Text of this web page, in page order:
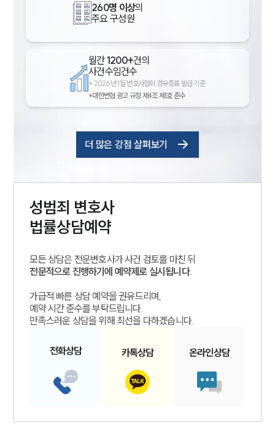
260명 이상의
주요 구성원
월간1200+건의
사건수임건수
* 2026년 1월 변호사협회 경유증표 발급 기준
*대한변협 광고 규정 제4조 제1호 준수
더 많은 강점 살펴보기
성범죄 변호사
법률상담예약
모든 상담은 전문변호사가 사건 검토를 마친 뒤
전문적으로 진행하기에 예약제로 실시됩니다.
가급적 빠른 상담 예약을 권유드리며,
예약 시간 준수를 부탁드립니다.
만족스러운 상담을 위해 최선을 다하겠습니다.
전화상담 카톡상담 온라인상담